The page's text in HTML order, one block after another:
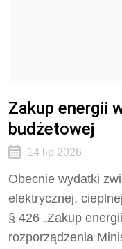
Zakup energii
budżetowej
14 lip 2026
Obecnie wydatki
elektrycznej,
§ 426 „Zakup
rozporządzenia